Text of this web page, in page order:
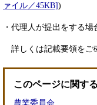
ァイル／45KB])
・代理人が提出をする
詳しくは記載要領をご
このページに関す
農業委員会